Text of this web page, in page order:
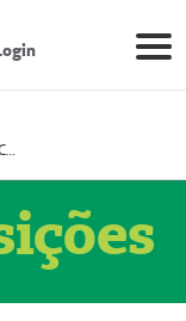
Prestador Medlife Consultas e Diagnósticos (51004334-2)